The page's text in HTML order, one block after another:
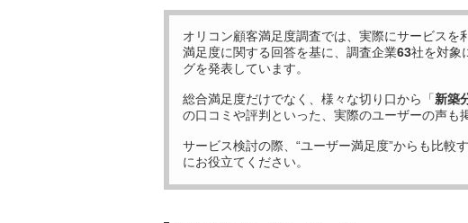
オリコン顧客満足度調査では、実際にサービスを
満足度に関する回答を基に、調査企業63社を対象
グを発表しています。
総合満足度だけでなく、様々な切り口から「新築
の口コミや評判といった、実際のユーザーの声も
サービス検討の際、“ユーザー満足度”からも比較
にお役立てください。